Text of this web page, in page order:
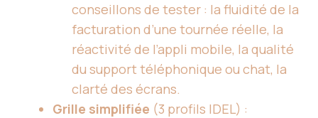
conseillons de tester : la fluidité de la
facturation d’une tournée réelle, la
réactivité de l’appli mobile, la qualité
du support téléphonique ou chat, la
clarté des écrans.
Grille simplifiée (3 profils IDEL) :